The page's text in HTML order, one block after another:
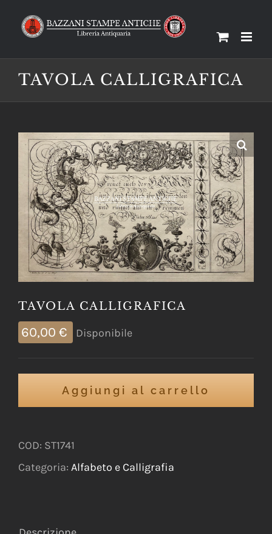
TAVOLA CALLIGRAFICA
TAVOLA CALLIGRAFICA
60,00 € Disponibile
Aggiungi al carrello
COD: ST1741
Categoria: Alfabeto e Calligrafia